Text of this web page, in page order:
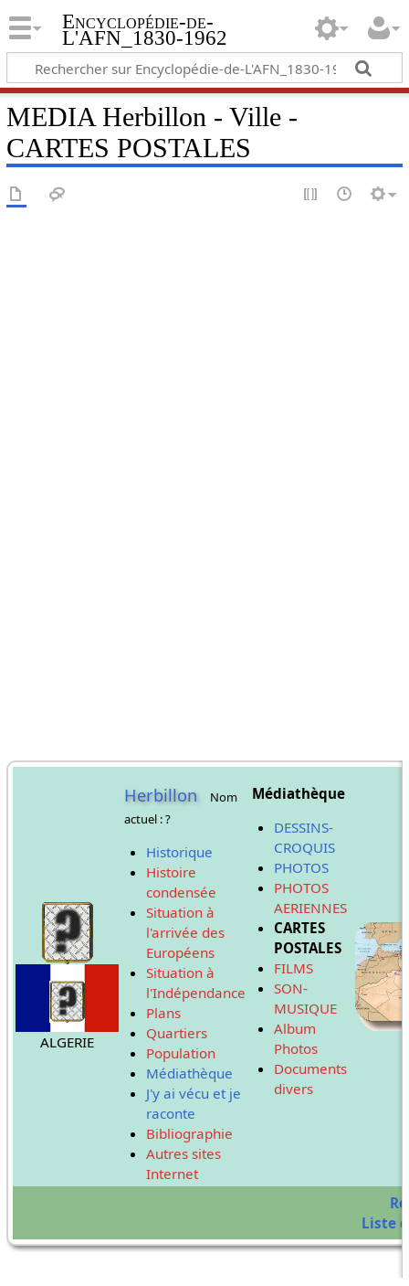
Encyclopédie-de-
L'AFN_1830-1962
MEDIA Herbillon - Ville -
CARTES POSTALES
ALGERIE
Herbillon
Nom
actuel : ?
Historique
Histoire
condensée
Situation à
l'arrivée des
Européens
Situation à
l'Indépendance
Plans
Quartiers
Population
Médiathèque
J'y ai vécu et je
raconte
Bibliographie
Autres sites
Internet
Médiathèque
DESSINS-
CROQUIS
PHOTOS
PHOTOS
AERIENNES
CARTES
POSTALES
FILMS
SON-
MUSIQUE
Album
Photos
Documents
divers
Liste